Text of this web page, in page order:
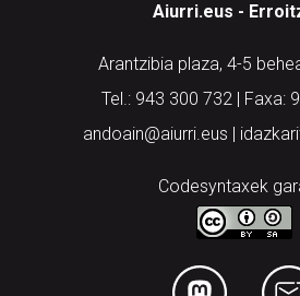
Aiurri.eus -
Arantzibia plaza, 4-5
Tel.: 943 300 732 | Faxa:
andoain@aiurri.eus |
Codesyntaxek